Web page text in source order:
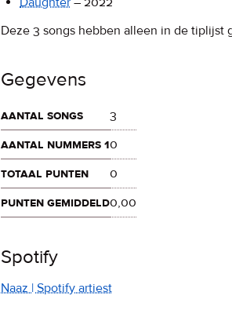
Deze 3 songs hebben alleen in de tiplijst
Gegevens
aantal songs
3
aantal nummers 10
totaal punten
0
punten gemiddeld0,00
Spotify
Naaz | Spotify artiest